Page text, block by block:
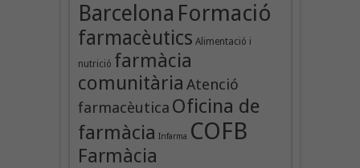
Barcelona Formació
farmacèutics Alimentació i
nutrició farmàcia
comunitària Atenció
farmacèutica Oficina de
farmàcia Infarma COFB
Farmàcia